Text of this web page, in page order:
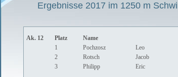
Ergebnisse 2017 im 1250 m
Ak. 12 Platz Name
1
Pochzosz Leo
2
Rotsch Jacob
3
Philipp Eric